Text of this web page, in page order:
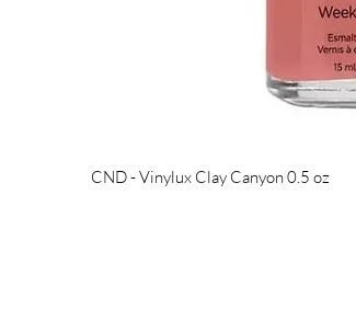
CND - Vinylux Clay Canyon 0.5 oz